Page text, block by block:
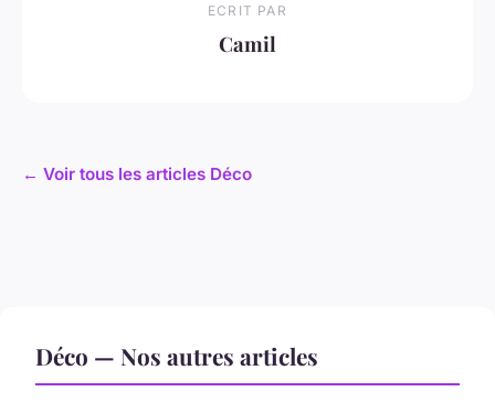
ECRIT PAR
Camil
← Voir tous les articles Déco
Déco — Nos autres articles